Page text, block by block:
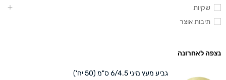
שקיות
תיבות אוצר
נצפה לאחרונה
גביע מעץ מיני 6/4.5 ס"מ (50 יח')